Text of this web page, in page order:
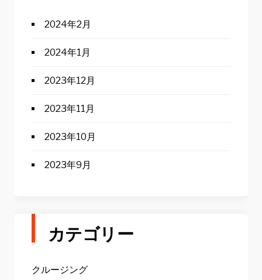
2024年2月
2024年1月
2023年12月
2023年11月
2023年10月
2023年9月
カテゴリー
クルージング